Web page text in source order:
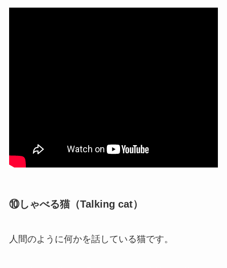
⑩しゃべる猫（Talking cat）
人間のように何かを話している猫です。